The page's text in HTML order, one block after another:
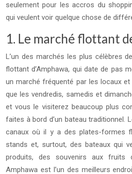
seulement pour les accros du
qui veulent voir quelque chose de
1. Le marché flottant
L’un des marchés les plus célèbres
flottant d’Amphawa, qui date de pas
un marché fréquenté par les locaux et
que les vendredis, samedis et
et vous le visiterez beaucoup plus
faites à bord d’un bateau traditionnel.
canaux où il y a des plates-formes
stands et, surtout, des bateaux qui
produits, des souvenirs aux fruits
Amphawa est l’un des meilleurs